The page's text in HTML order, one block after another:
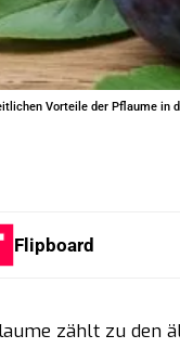
Vorteile der Pflaume in
Flipboard
zählt zu den